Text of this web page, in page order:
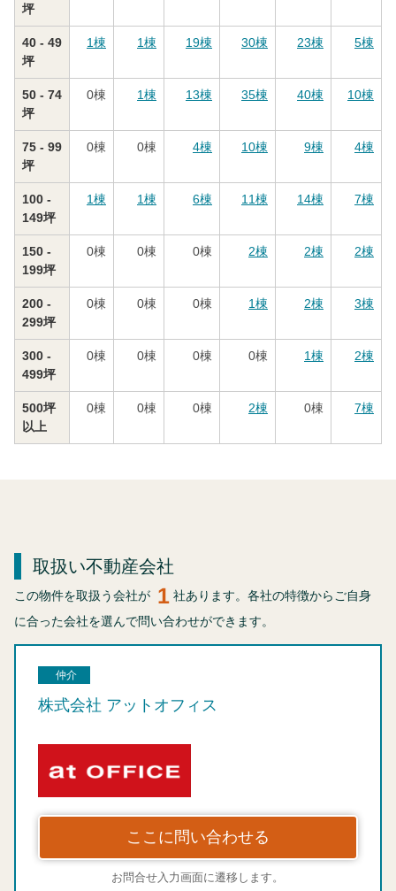
坪
40 - 49
坪
1棟 1棟 19棟 30棟 23棟 5棟
50 - 74
坪
0棟 1棟 13棟 35棟 40棟 10棟
75 - 99
坪
0棟 0棟 4棟 10棟 9棟 4棟
100 -
149坪
1棟 1棟 6棟 11棟 14棟 7棟
150 -
199坪
0棟 0棟 0棟 2棟 2棟 2棟
200 -
299坪
0棟 0棟 0棟 1棟 2棟 3棟
300 -
499坪
0棟 0棟 0棟 0棟 1棟 2棟
500坪
以上
0棟 0棟 0棟 2棟 0棟 7棟
取扱い不動産会社
この物件を取扱う会社が 1 社あります。各社の特徴からご自身
に合った会社を選んで問い合わせができます。
仲介
株式会社 アットオフィス
ここに問い合わせる
お問合せ入力画面に遷移します。